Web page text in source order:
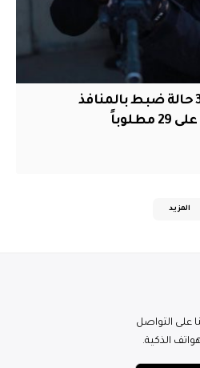
الأمن الوطني: تنفيذ 31 حالة ضبط بالمنافذ
المزيد
على التواصل
الذكية.